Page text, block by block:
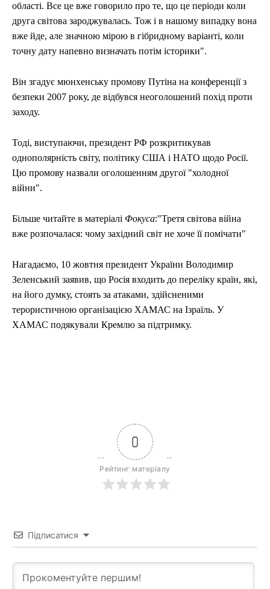
області. Все це вже говорило про те, що це періоди коли
друга світова зароджувалась. Тож і в нашому випадку вона
вже йде, але значною мірою в гібридному варіанті, коли
точну дату напевно визначать потім історики".
Він згадує мюнхенську промову Путіна на конференції з
безпеки 2007 року, де відбувся неоголошений похід проти
заходу.
Тоді, виступаючи, президент РФ розкритикував
однополярність світу, політику США і НАТО щодо Росії.
Цю промову назвали оголошенням другої "холодної
війни".
Більше читайте в матеріалі Фокуса:"Третя світова війна
вже розпочалася: чому західний світ не хоче її помічати"
Нагадаємо, 10 жовтня президент України Володимир
Зеленський заявив, що Росія входить до переліку країн, які,
на його думку, стоять за атаками, здійсненими
терористичною організацією ХАМАС на Ізраїль. У
ХАМАС подякували Кремлю за підтримку.
0
Рейтинг матеріалу
Підписатися